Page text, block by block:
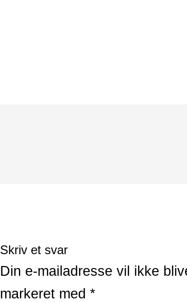
Skriv et svar
Din e-mailadresse vil ikke
markeret med*